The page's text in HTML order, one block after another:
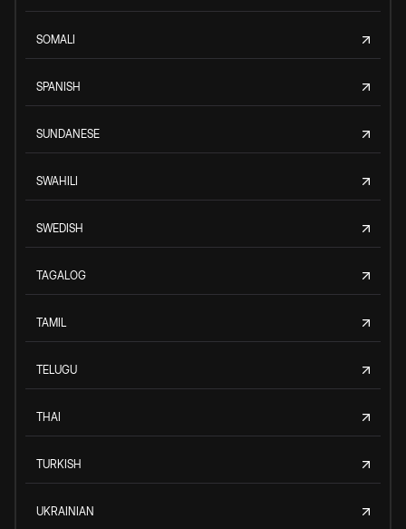
SOMALI
SPANISH
SUNDANESE
SWAHILI
SWEDISH
TAGALOG
TAMIL
TELUGU
THAI
TURKISH
UKRAINIAN